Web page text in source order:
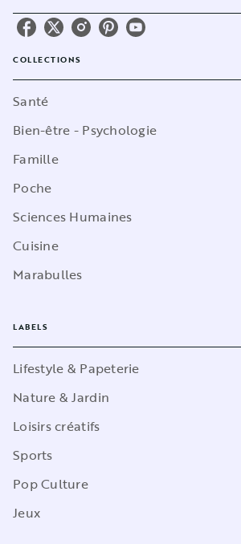
COLLECTIONS
Santé
Bien-être - Psychologie
Famille
Poche
Sciences Humaines
Cuisine
Marabulles
LABELS
Lifestyle & Papeterie
Nature & Jardin
Loisirs créatifs
Sports
Pop Culture
Jeux